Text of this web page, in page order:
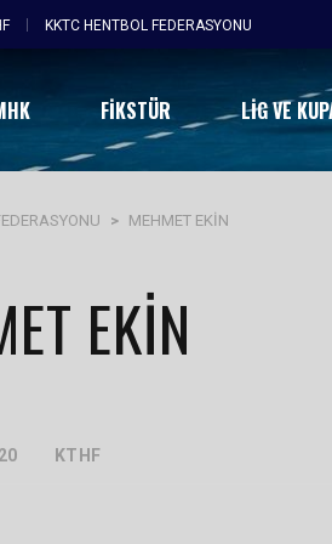
KKTC HENTBOL FEDERASYONU
FİKSTÜR LIG VE
> MEHMET EKİN
EKİN
KTHF